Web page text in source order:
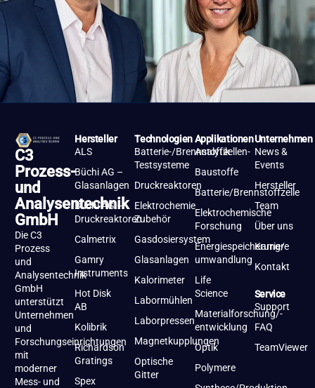
C3
Prozess-
und
Analysentechnik
GmbH
Die C3
Prozess
und
Analysentechnik
GmbH
unterstützt
Unternehmen
und
Forschungseinrichtungen
mit
moderner
Mess- und
Hersteller
ALS
Büchi AG –
Glasanlagen
Büchi AG –
Druckreaktoren
Calmetrix
Gamry
Instruments
Hot Disk
AB
Kolibrik
Richardson
Gratings
Spex
Technologien
Batterie-/Brennstoffzellen-
Testsysteme
Druckreaktoren
Elektrochemie
Zubehör
Gasdosiersystem
Glasanlagen
Kalorimeter
Labormühlen
Laborpressen
Magnetkupplungen
Optische
Gitter
Applikationen
Analytik
Baustoffe
Batterie/Brennstoffzelle
Elektrochemische
Forschung
Energiespeicherung/-
umwandlung
Life
Science
Materialforschung/-
entwicklung
Optik
Polymere
Unternehmen
News &
Events
Hersteller
Team
Über uns
Karriere
Kontakt
Service
Support
FAQ
TeamViewer